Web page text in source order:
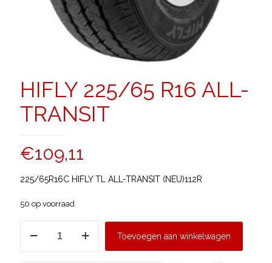
HIFLY 225/65 R16 ALL-
TRANSIT
€109,11
225/65R16C HIFLY TL ALL-TRANSIT (NEU)112R
50 op voorraad
Toevoegen aan winkelwagen